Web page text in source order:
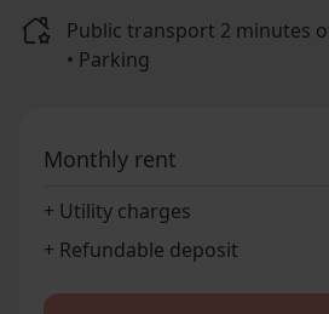
Public transport 2 minutes
• Parking
Monthly rent
+ Utility charges
+ Refundable deposit